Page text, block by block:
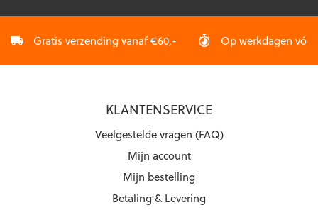
Gratis verzending vanaf €60,- Op werkdagen
KLANTENSERVICE
Veelgestelde vragen (FAQ)
Mijn account
Mijn bestelling
Betaling & Levering